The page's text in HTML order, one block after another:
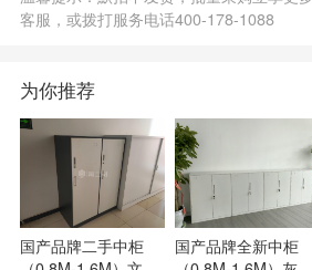
客服，或拨打服务电话400-178-1088
为你推荐
国产品牌二手中柜
国产品牌全新中柜